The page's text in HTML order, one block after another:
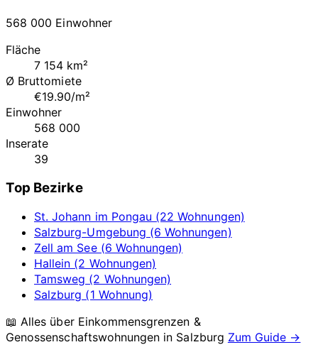
568 000 Einwohner
Fläche
7 154 km²
Ø Bruttomiete
€19.90/m²
Einwohner
568 000
Inserate
39
Top Bezirke
St. Johann im Pongau (22 Wohnungen)
Salzburg-Umgebung (6 Wohnungen)
Zell am See (6 Wohnungen)
Hallein (2 Wohnungen)
Tamsweg (2 Wohnungen)
Salzburg (1 Wohnung)
📖 Alles über Einkommensgrenzen &
Genossenschaftswohnungen in Salzburg Zum Guide →